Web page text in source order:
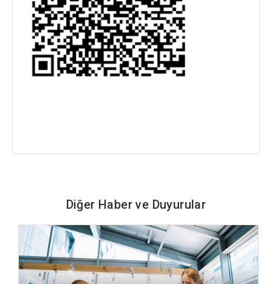
Diğer Haber ve Duyurular